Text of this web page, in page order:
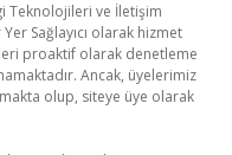
Teknolojileri ve İletişim
Sağlayıcı olarak hizmet
proaktif olarak denetleme
Ancak, üyelerimiz
olup, siteye üye olarak